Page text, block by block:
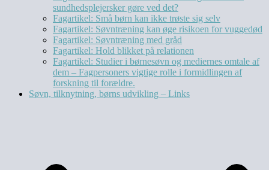
sundhedsplejersker gøre ved det?
Fagartikel: Små børn kan ikke trøste sig selv
Fagartikel: Søvntræning kan øge risikoen for vuggedød
Fagartikel: Søvntræning med gråd
Fagartikel: Hold blikket på relationen
Fagartikel: Studier i børnesøvn og mediernes omtale af
dem – Fagpersoners vigtige rolle i formidlingen af
forskning til forældre.
Søvn, tilknytning, børns udvikling – Links